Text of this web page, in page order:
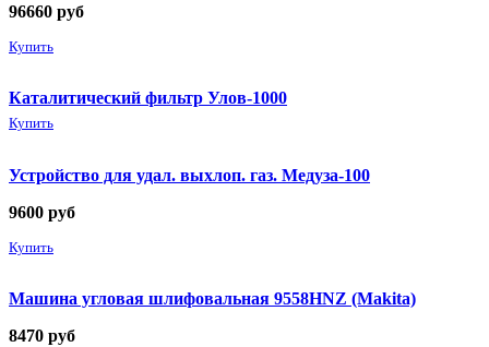
96660 руб
Купить
Каталитический фильтр Улов-1000
Купить
Устройство для удал. выхлоп. газ. Медуза-100
9600 руб
Купить
Машина угловая шлифовальная 9558HNZ (Makita)
8470 руб